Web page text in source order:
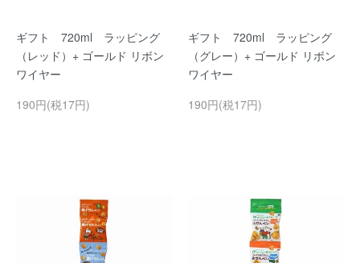
ギフト 720ml ラッピング
（レッド）+ ゴールド リボン
ワイヤー
190円(税17円)
ギフト 720ml ラッピング
（グレー）+ ゴールド リボン
ワイヤー
190円(税17円)